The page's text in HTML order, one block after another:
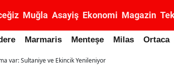
Muğla Asayiş Ekonomi Magazin
Marmaris Menteşe Milas Ortaca
var: Sultaniye ve Ekincik Yenileniyor